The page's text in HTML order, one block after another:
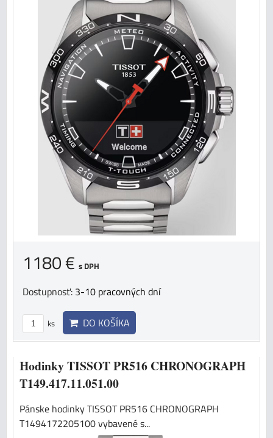
1180 € s DPH
Dostupnosť: 3-10 pracovných dní
ks DO KOŠÍKA
Hodinky TISSOT PR516 CHRONOGRAPH
T149.417.11.051.00
Pánske hodinky TISSOT PR516 CHRONOGRAPH
T1494172205100 vybavené s...